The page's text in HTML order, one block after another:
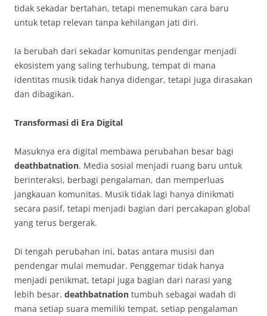
tidak sekadar bertahan, tetapi menemukan cara baru
untuk tetap relevan tanpa kehilangan jati diri.
Ia berubah dari sekadar komunitas pendengar menjadi
ekosistem yang saling terhubung, tempat di mana
identitas musik tidak hanya didengar, tetapi juga dirasakan
dan dibagikan.
Transformasi di Era Digital
Masuknya era digital membawa perubahan besar bagi
deathbatnation. Media sosial menjadi ruang baru untuk
berinteraksi, berbagi pengalaman, dan memperluas
jangkauan komunitas. Musik tidak lagi hanya dinikmati
secara pasif, tetapi menjadi bagian dari percakapan global
yang terus bergerak.
Di tengah perubahan ini, batas antara musisi dan
pendengar mulai memudar. Penggemar tidak hanya
menjadi penikmat, tetapi juga bagian dari narasi yang
lebih besar. deathbatnation tumbuh sebagai wadah di
mana setiap suara memiliki tempat, setiap pengalaman